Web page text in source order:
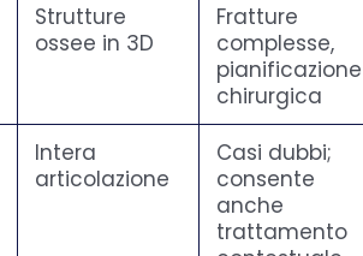
Strutture
ossee in 3D
Fratture
complesse,
pianificazione
chirurgica
Intera
articolazione
Casi dubbi;
consente
anche
trattamento